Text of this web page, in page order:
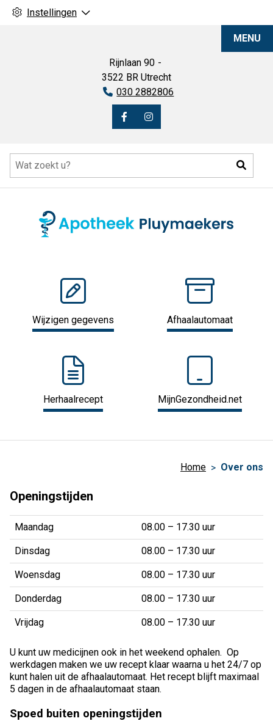
Instellingen
Rijnlaan 90
3522 BR Utrecht
Tel:
030 2882806
Bezoek
facebook
Bezoek
Instagram
MENU
Wijzigen gegevens Afhaalautomaat
Herhaalrecept MijnGezondheid.net
Home Over ons
Openingstijden
Maandag 08.00 – 17.30 uur
Dinsdag 08.00 – 17.30 uur
Woensdag 08.00 – 17.30 uur
Donderdag 08.00 – 17.30 uur
Vrijdag 08.00 – 17.30 uur
U kunt uw medicijnen ook in het weekend ophalen. Op
werkdagen maken we uw recept klaar waarna u het 24/7 op
kunt halen uit de afhaalautomaat. Het recept blijft maximaal
5 dagen in de afhaalautomaat staan.
Spoed buiten openingstijden